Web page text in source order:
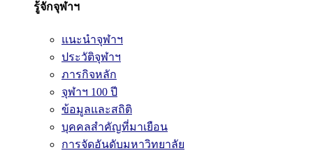
รู้จักจุฬาฯ
แนะนำจุฬาฯ
ประวัติจุฬาฯ
ภารกิจหลัก
จุฬาฯ 100 ปี
ข้อมูลและสถิติ
บุคคลสำคัญที่มาเยือน
การจัดอันดับมหาวิทยาลัย